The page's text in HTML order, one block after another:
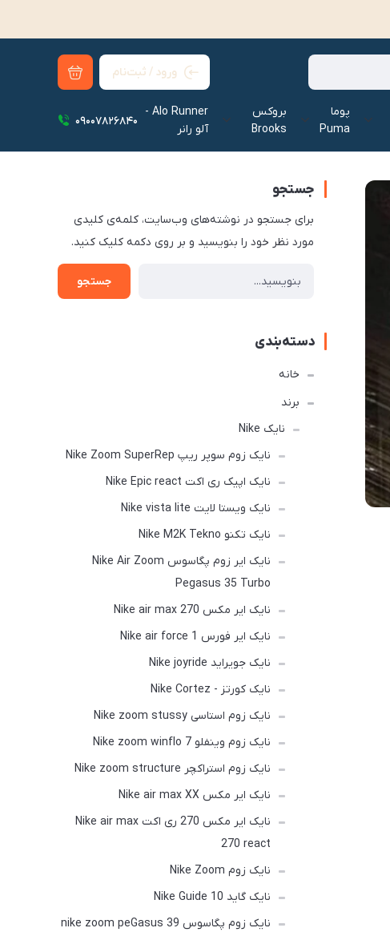
ورود / ثبت‌نام
پوما
Puma
بروکس
Brooks
Alo Runner -
آلو رانر‌
09007826840
جستجو
برای جستجو در نوشته‌های وب‌سایت، کلمه‌ی کلیدی
مورد نظر خود را بنویسید و بر روی دکمه کلیک کنید.
جستجو
دسته‌بندی
خانه
برند
نایک Nike
نایک زوم سوپر ریپ Nike Zoom SuperRep
نایک اپیک ری اکت Nike Epic react
نایک ویستا لایت Nike vista lite
نایک تکنو Nike M2K Tekno
نایک ایر زوم پگاسوس Nike Air Zoom
Pegasus 35 Turbo
نایک ایر مکس Nike air max 270
نایک ایر فورس 1 Nike air force
نایک جویراید Nike joyride
نایک کورتز - Nike Cortez
نایک زوم استاسی Nike zoom stussy
نایک زوم وینفلو Nike zoom winflo 7
نایک زوم استراکچر Nike zoom structure
نایک ایر مکس Nike air max XX
نایک ایر مکس 270 ری اکت Nike air max
270 react
نایک زوم Nike Zoom
نایک گاید 10 Nike Guide
نایک زوم پگاسوس nike zoom peGasus 39